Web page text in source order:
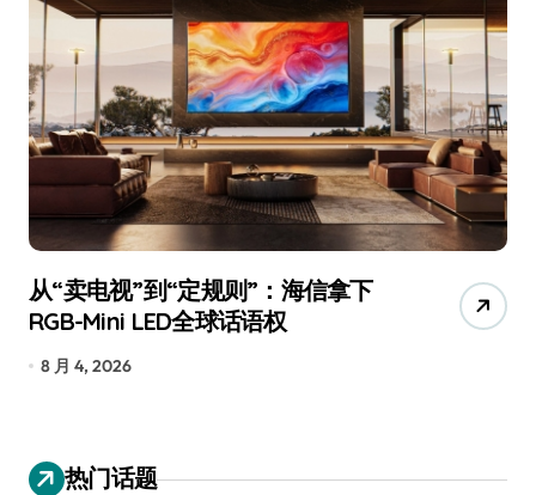
追觅、石头科技注意：你们的扫地机
已被美国认定为“战略武器”
7 月 30, 2026
热门话题